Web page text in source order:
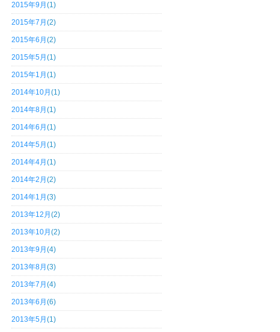
2015年9月 (1)
2015年7月 (2)
2015年6月 (2)
2015年5月 (1)
2015年1月 (1)
2014年10月 (1)
2014年8月 (1)
2014年6月 (1)
2014年5月 (1)
2014年4月 (1)
2014年2月 (2)
2014年1月 (3)
2013年12月 (2)
2013年10月 (2)
2013年9月 (4)
2013年8月 (3)
2013年7月 (4)
2013年6月 (6)
2013年5月 (1)